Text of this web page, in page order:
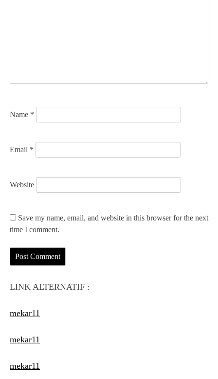
o
Name *
Email *
Website
Save my name, email, and website in this browser for the next
time I comment.
LINK ALTERNATIF :
mekar11
mekar11
mekar11